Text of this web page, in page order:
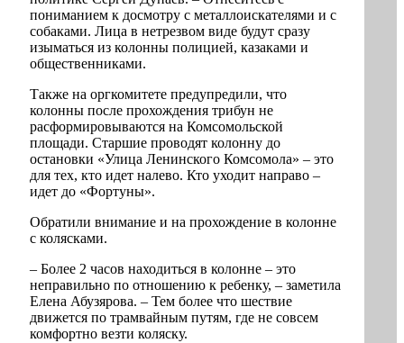
пониманием к досмотру с металлоискателями и с
собаками. Лица в нетрезвом виде будут сразу
изыматься из колонны полицией, казаками и
общественниками.
Также на оргкомитете предупредили, что
колонны после прохождения трибун не
расформировываются на Комсомольской
площади. Старшие проводят колонну до
остановки «Улица Ленинского Комсомола» – это
для тех, кто идет налево. Кто уходит направо –
идет до «Фортуны».
Обратили внимание и на прохождение в колонне
с колясками.
– Более 2 часов находиться в колонне – это
неправильно по отношению к ребенку, – заметила
Елена Абузярова. – Тем более что шествие
движется по трамвайным путям, где не совсем
комфортно везти коляску.